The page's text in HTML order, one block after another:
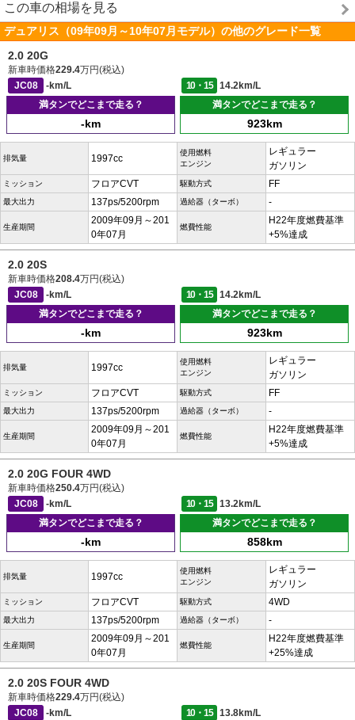
この車の相場を見る
デュアリス（09年09月～10年07月モデル）の他のグレード一覧
2.0 20G
新車時価格229.4万円(税込)
JC08
-km/L 10・15
14.2km/L
満タンでどこまで走る？
-km
満タンでどこまで走る？
923km
排気量 1997cc
使用燃料
エンジン
レギュラー
ガソリン
ミッション フロアCVT 駆動方式 FF
最大出力 137ps/5200rpm 過給器（ターボ） -
生産期間
2009年09月～201
0年07月
燃費性能
H22年度燃費基準
+5%達成
2.0 20S
新車時価格208.4万円(税込)
JC08
-km/L 10・15
14.2km/L
満タンでどこまで走る？
-km
満タンでどこまで走る？
923km
排気量 1997cc
使用燃料
エンジン
レギュラー
ガソリン
ミッション フロアCVT 駆動方式 FF
最大出力 137ps/5200rpm 過給器（ターボ） -
生産期間
2009年09月～201
0年07月
燃費性能
H22年度燃費基準
+5%達成
2.0 20G FOUR 4WD
新車時価格250.4万円(税込)
JC08
-km/L 10・15
13.2km/L
満タンでどこまで走る？
-km
満タンでどこまで走る？
858km
排気量 1997cc
使用燃料
エンジン
レギュラー
ガソリン
ミッション フロアCVT 駆動方式 4WD
最大出力 137ps/5200rpm 過給器（ターボ） -
生産期間
2009年09月～201
0年07月
燃費性能
H22年度燃費基準
+25%達成
2.0 20S FOUR 4WD
新車時価格229.4万円(税込)
JC08
-km/L 10・15
13.8km/L